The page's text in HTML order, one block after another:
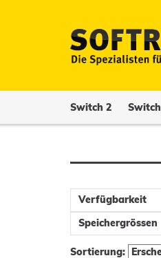
Switch 2 Switch
Verfügbarkeit
Speichergrössen
Sortierung: